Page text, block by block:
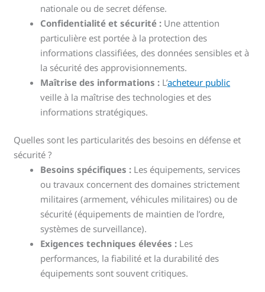
nationale ou de secret défense.
Confidentialité et sécurité : Une attention
particulière est portée à la protection des
informations classifiées, des données sensibles et à
la sécurité des approvisionnements.
Maîtrise des informations : L’acheteur public
veille à la maîtrise des technologies et des
informations stratégiques.
Quelles sont les particularités des besoins en défense et
sécurité ?
Besoins spécifiques : Les équipements, services
ou travaux concernent des domaines strictement
militaires (armement, véhicules militaires) ou de
sécurité (équipements de maintien de l’ordre,
systèmes de surveillance).
Exigences techniques élevées : Les
performances, la fiabilité et la durabilité des
équipements sont souvent critiques.